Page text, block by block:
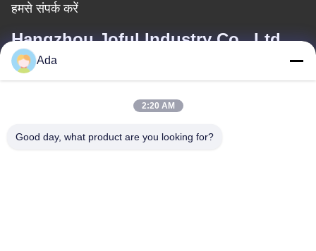
हमसे संपर्क करें
Hangzhou Joful Industry Co., Ltd
ईमेल
ada.zhang@jofulindustry.com
Ada
2:20 AM
Good day, what product are you looking for?